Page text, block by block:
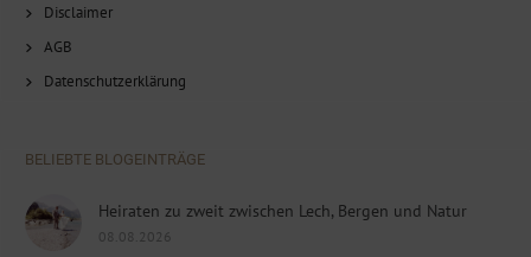
Disclaimer
AGB
Datenschutzerklärung
BELIEBTE BLOGEINTRÄGE
Heiraten zu zweit zwischen Lech, Bergen und Natur
08.08.2026